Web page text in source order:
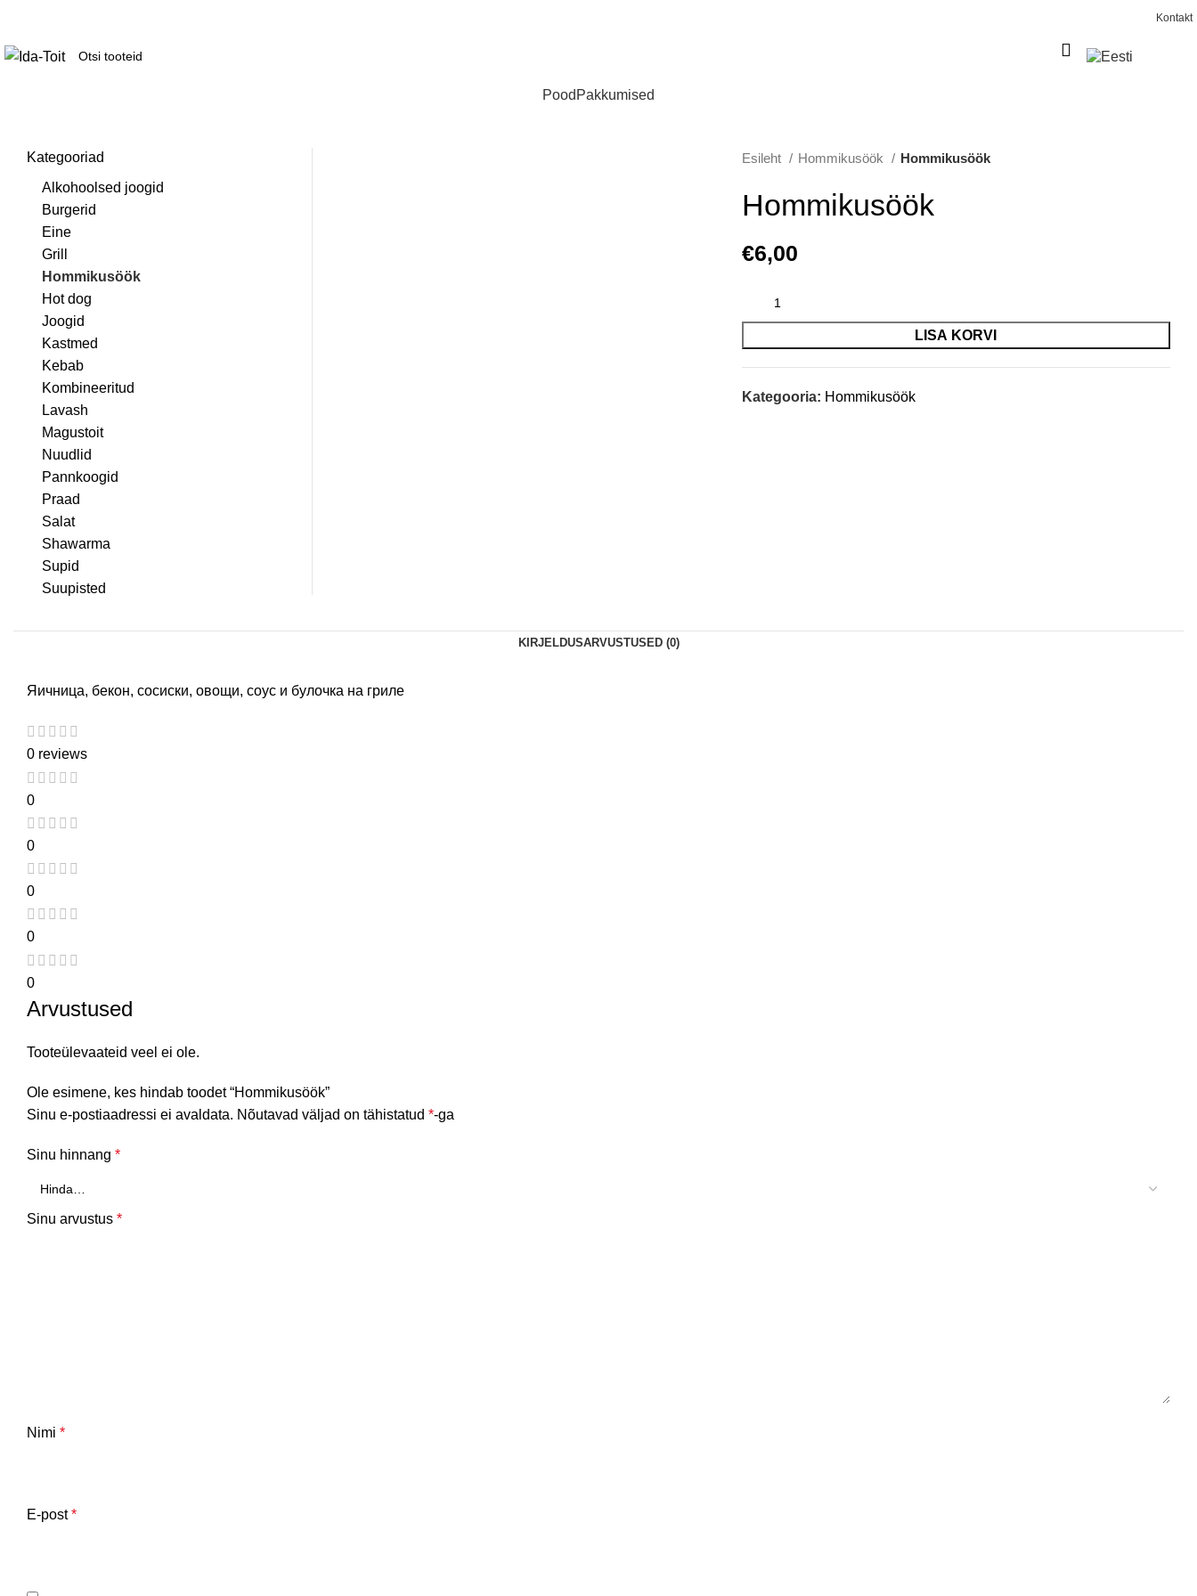
Kontakt
Pood Pakkumised
Esileht Hommikusöök Hommikusöök
Hommikusöök
€6,00
LISA KORVI
Kategooria: Hommikusöök
Kategooriad
Alkohoolsed joogid
Burgerid
Eine
Grill
Hommikusöök
Hot dog
Joogid
Kastmed
Kebab
Kombineeritud
Lavash
Magustoit
Nuudlid
Pannkoogid
Praad
Salat
Shawarma
Supid
Suupisted
KIRJELDUSARVUSTUSED (0)
Яичница, бекон, сосиски, овощи, соус и булочка на гриле
0 reviews
0
0
0
0
0
Arvustused
Tooteülevaateid veel ei ole.
Ole esimene, kes hindab toodet “Hommikusöök”
Sinu e-postiaadressi ei avaldata. Nõutavad väljad on tähistatud *-ga
Sinu hinnang *
Sinu arvustus *
Nimi *
E-post*